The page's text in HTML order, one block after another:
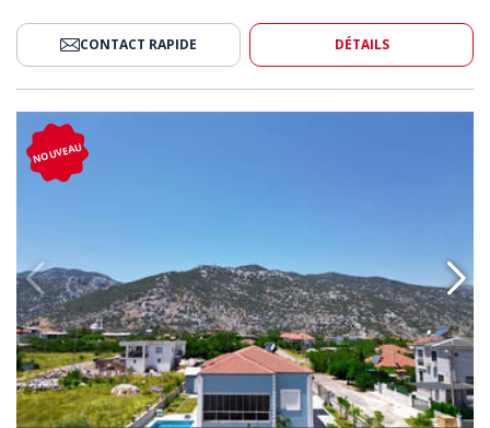
CONTACT RAPIDE DÉTAILS
Et Piscine À Antalya, Quartier De Döşemealtı 2
NOUVEAU